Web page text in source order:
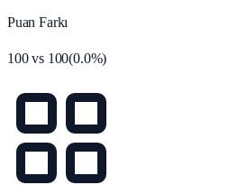
Puan Farkı
100vs 100(0.0%)